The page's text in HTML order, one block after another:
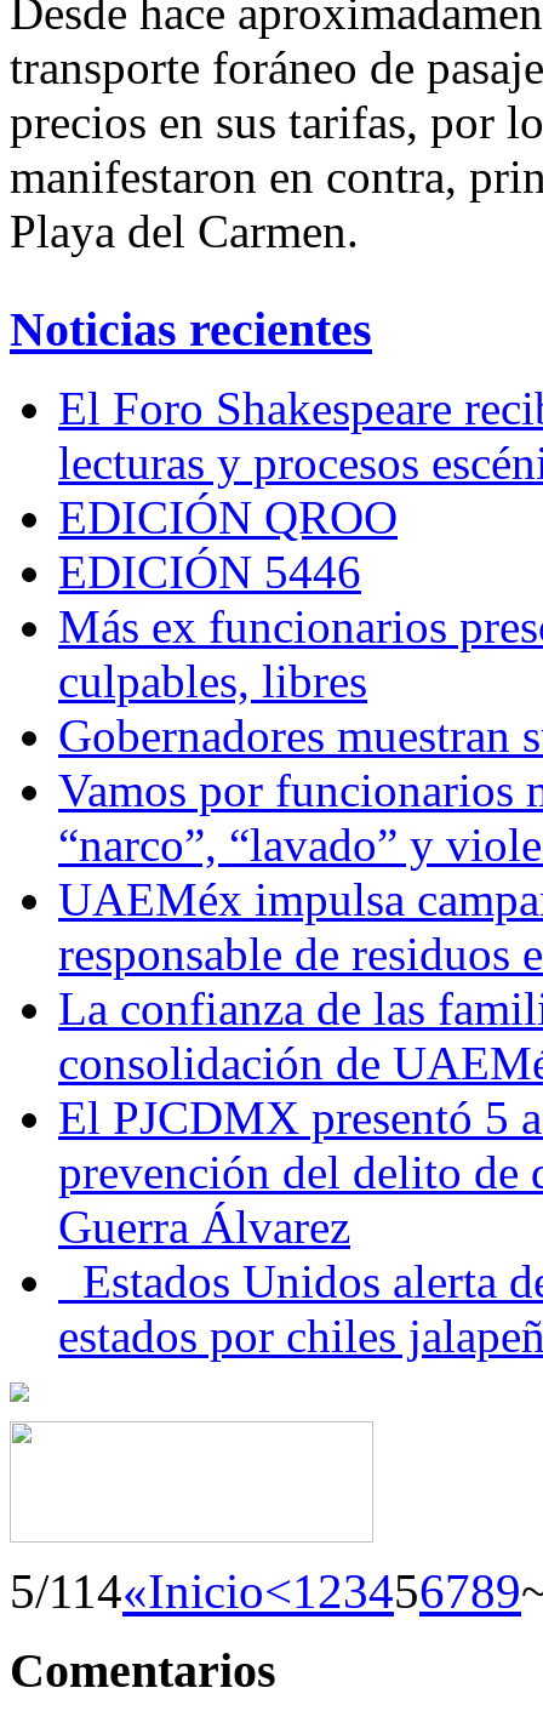
Desde hace
transporte foráneo de
precios en sus tarifas, por
manifestaron en contra,
Playa del Carmen.
Noticias recientes
El Foro Shakespeare
lecturas y procesos
EDICIÓN QROO
EDICIÓN 5446
Más ex funcionarios
culpables, libres
Gobernadores muestran
Vamos por funcionarios
“narco”, “lavado” y
UAEMéx impulsa
responsable de residuos
La confianza de las
consolidación de
El PJCDMX presentó 5
prevención del delito de
Guerra Álvarez
Estados Unidos alerta
estados por chiles
5/114«Inicio<123456789
Comentarios